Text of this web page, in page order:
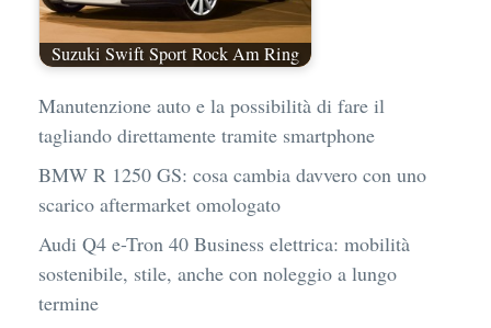
Suzuki Swift Sport Rock Am Ring
Manutenzione auto e la possibilità di fare il
tagliando direttamente tramite smartphone
BMW R 1250 GS: cosa cambia davvero con uno
scarico aftermarket omologato
Audi Q4 e-Tron 40 Business elettrica: mobilità
sostenibile, stile, anche con noleggio a lungo
termine